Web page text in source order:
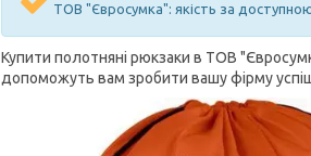
ТОВ "Євросумка": якість за
Купити полотняні рюкзаки в ТОВ
допоможуть вам зробити вашу фірму